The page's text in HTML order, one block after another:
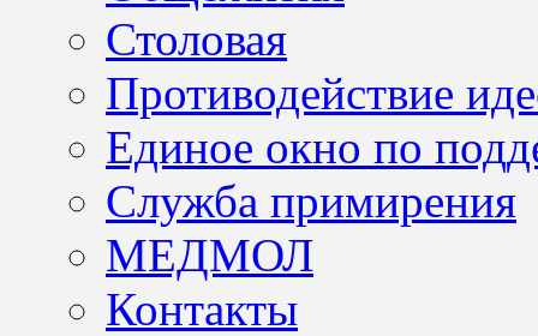
Столовая
Противодействие
Единое окно по
Служба примирения
МЕДМОЛ
Контакты